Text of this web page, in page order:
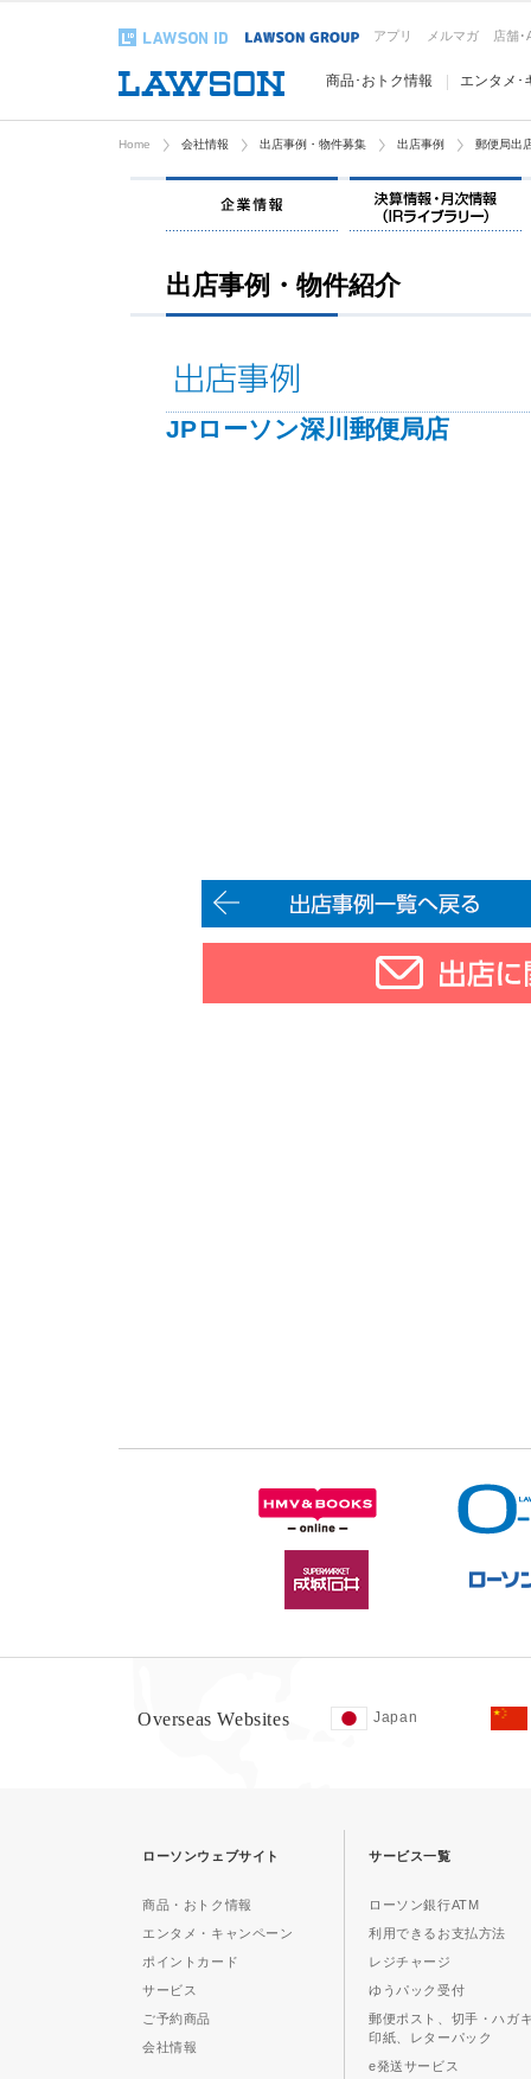
アプリ メルマガ 店舗･
商品･おトク情報 エンタメ･
Home 会社情報 出店事例・物件募集 出店事例 郵便局出
企業情報
出店事例・物件紹介
JPローソン深川郵便局店
Overseas Websites Japan
ローソンウェブサイト
商品・おトク情報
エンタメ・キャンペーン
ポイントカード
サービス
ご予約商品
会社情報
サービス一覧
ローソン銀行ATM
利用できるお支払方法
レジチャージ
ゆうパック受付
郵便ポスト、切手・ハガ
印紙、レターパック
e発送サービス